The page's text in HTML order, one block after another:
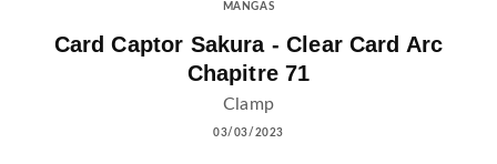
MANGAS
Card Captor Sakura - Clear Card Arc
Chapitre 71
Clamp
03/03/2023